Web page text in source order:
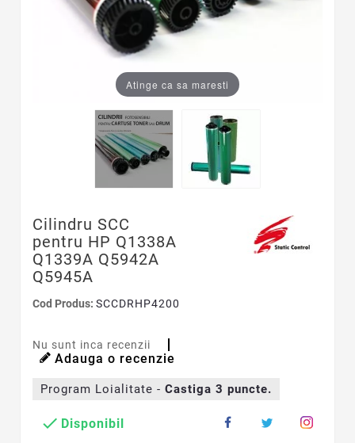
Atinge ca sa maresti
Cilindru SCC
pentru HP Q1338A
Q1339A Q5942A
Q5945A
Cod Produs: SCCDRHP4200
Nu sunt inca recenzii
Adauga o recenzie
Program Loialitate - Castiga 3 puncte.
 Disponibil